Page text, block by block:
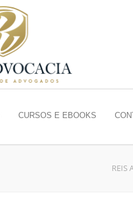
CURSOS E EBOOKS
REIS